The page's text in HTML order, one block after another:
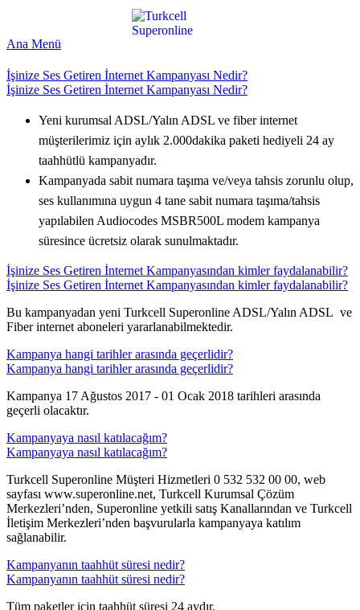
Ana Menü
İşinize Ses Getiren İnternet Kampanyası Nedir?
İşinize Ses Getiren İnternet Kampanyası Nedir?
Yeni kurumsal ADSL/Yalın ADSL ve fiber internet
müşterilerimiz için aylık 2.000dakika paketi hediyeli 24 ay
taahhütlü kampanyadır.
Kampanyada sabit numara taşıma ve/veya tahsis zorunlu olup,
ses kullanımına uygun 4 tane sabit numara taşıma/tahsis
yapılabilen Audiocodes MSBR500L modem kampanya
süresince ücretsiz olarak sunulmaktadır.
İşinize Ses Getiren İnternet Kampanyasından kimler faydalanabilir?
İşinize Ses Getiren İnternet Kampanyasından kimler faydalanabilir?
​Bu kampanyadan yeni Turkcell Superonline ADSL/Yalın ADSL ve
Fiber internet aboneleri yararlanabilmektedir. ​
Kampanya hangi tarihler arasında geçerlidir?
Kampanya hangi tarihler arasında geçerlidir?
​Kampanya 17 Ağustos 2017 - 01 Ocak 2018 tarihleri arasında
geçerli olacaktır. ​
Kampanyaya nasıl katılacağım?
Kampanyaya nasıl katılacağım?
​Turkcell Superonline Müşteri Hizmetleri 0 532 532 00 00, web
sayfası www.superonline.net, Turkcell Kurumsal Çözüm
Merkezleri’nden, Superonline yetkili satış Kanallarından ve Turkcell
İletişim Merkezleri’nden başvurularla kampanyaya katılım
sağlanabilir.​
Kampanyanın taahhüt süresi nedir?
Kampanyanın taahhüt süresi nedir?
​Tüm paketler için taahhüt süresi 24 aydır. ​